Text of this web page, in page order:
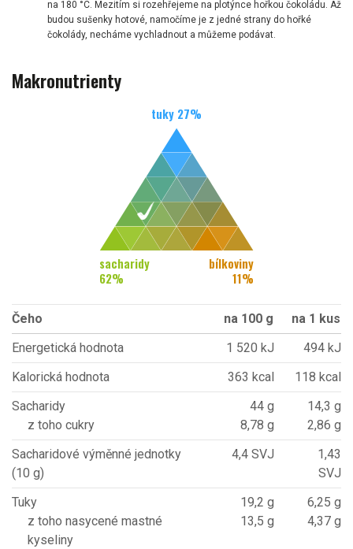
na 180 °C. Mezitím si rozehřejeme na plotýnce hořkou čokoládu. Až
budou sušenky hotové, namočíme je z jedné strany do hořké
čokolády, necháme vychladnout a můžeme podávat.
Makronutrienty
tuky 27%
sacharidy
62%
bílkoviny
11%
Čeho na 100 g
na 1 kus
Energetická hodnota
1 520 kJ
494 kJ
Kalorická hodnota
363 kcal
118 kcal
Sacharidy
z toho cukry
44 g
8,78 g
14,3 g
2,86 g
Sacharidové výměnné jednotky
(10 g)
4,4 SVJ
1,43
SVJ
Tuky
z toho nasycené mastné
kyseliny
19,2 g
13,5 g
6,25 g
4,37 g